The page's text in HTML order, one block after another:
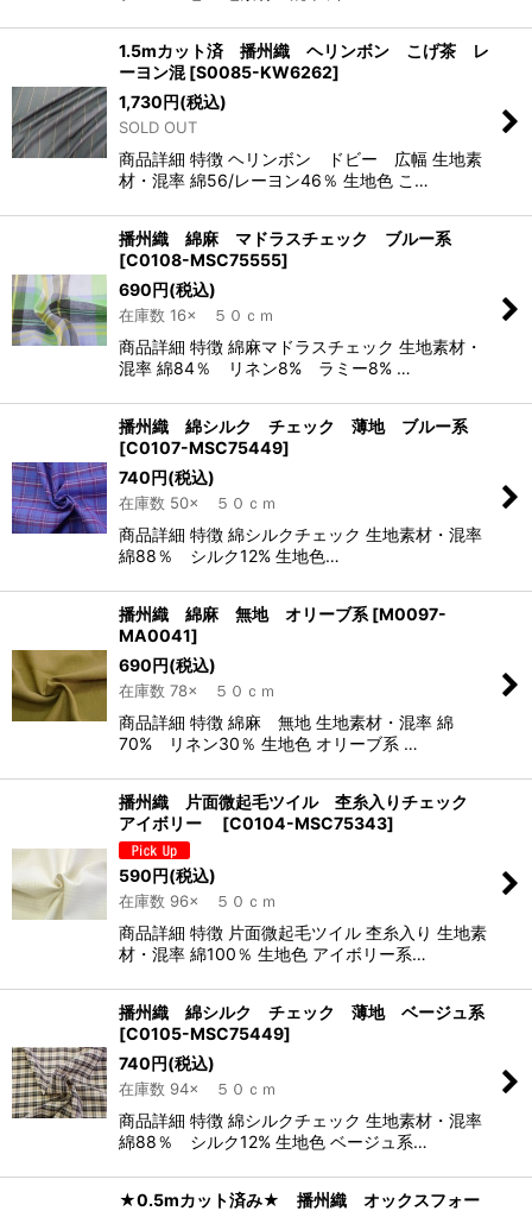
1.5mカット済 播州織 ヘリンボン こげ茶 レ
ーヨン混 [S0085-KW6262]
1,730円(税込)
SOLD OUT
商品詳細 特徴 ヘリンボン ドビー 広幅 生地素
材・混率 綿56/レーヨン46％ 生地色 こ…
播州織 綿麻 マドラスチェック ブルー系
[C0108-MSC75555]
690円(税込)
在庫数 16× ５０ｃｍ
商品詳細 特徴 綿麻マドラスチェック 生地素材・
混率 綿84％ リネン8% ラミー8% …
播州織 綿シルク チェック 薄地 ブルー系
[C0107-MSC75449]
740円(税込)
在庫数 50× ５０ｃｍ
商品詳細 特徴 綿シルクチェック 生地素材・混率
綿88％ シルク12% 生地色…
播州織 綿麻 無地 オリーブ系 [M0097-
MA0041]
690円(税込)
在庫数 78× ５０ｃｍ
商品詳細 特徴 綿麻 無地 生地素材・混率 綿
70% リネン30％ 生地色 オリーブ系 …
播州織 片面微起毛ツイル 杢糸入りチェック
アイボリー
[C0104-MSC75343]
590円(税込)
在庫数 96× ５０ｃｍ
商品詳細 特徴 片面微起毛ツイル 杢糸入り 生地素
材・混率 綿100％ 生地色 アイボリー系…
播州織 綿シルク チェック 薄地 ベージュ系
[C0105-MSC75449]
740円(税込)
在庫数 94× ５０ｃｍ
商品詳細 特徴 綿シルクチェック 生地素材・混率
綿88％ シルク12% 生地色 ベージュ系…
★0.5mカット済み★ 播州織 オックスフォー